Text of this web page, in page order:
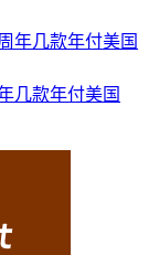
几款年付美国